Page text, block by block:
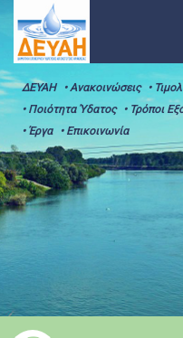
ΔΕΥΑΗ • Ανακοινώσεις •
• Ποιότητα Ύδατος
• Τρόποι
• Έργα
• Επικοινωνία